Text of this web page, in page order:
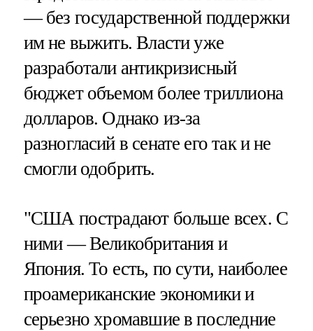
— без государственной поддержки
им не выжить. Власти уже
разработали антикризисный
бюджет объемом более триллиона
долларов. Однако из-за
разногласий в сенате его так и не
смогли одобрить.
"США пострадают больше всех. С
ними — Великобритания и
Япония. То есть, по сути, наиболее
проамериканские экономики и
серьезно хромавшие в последние